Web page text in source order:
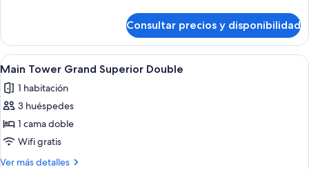
Twin
Tower
Grand
Deluxe
Consultar precios y disponibilidad
Abrir
todas
las
fotos
de
Main
Tower Grand Superior Double
Main Tower Grand Superior Double
4
Main Tower Grand Superior Double
1 habitación
3 huéspedes
1 cama doble
Wifi gratis
Ver más detalles
Más